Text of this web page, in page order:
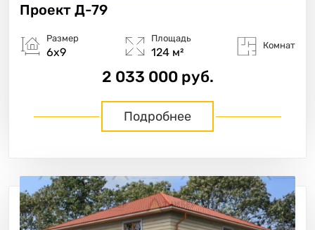
Проект Д-79
Размер
6х9
Площадь
124 м²
Комнат
2 033 000 руб.
Подробнее